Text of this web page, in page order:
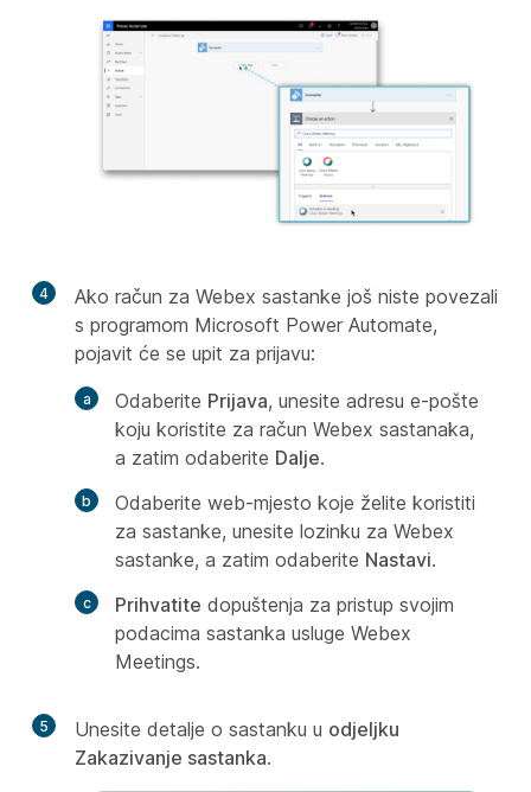
4
Ako račun za Webex sastanke još niste povezali
s programom Microsoft Power Automate,
pojavit će se upit za prijavu:
Odaberite Prijava, unesite adresu e-pošte
koju koristite za račun Webex sastanaka,
a zatim odaberite Dalje.
Odaberite web-mjesto koje želite koristiti
za sastanke, unesite lozinku za Webex
sastanke, a zatim odaberite Nastavi.
Prihvatite dopuštenja za pristup svojim
podacima sastanka usluge Webex
Meetings.
5 Unesite detalje o sastanku u odjeljku
Zakazivanje sastanka.